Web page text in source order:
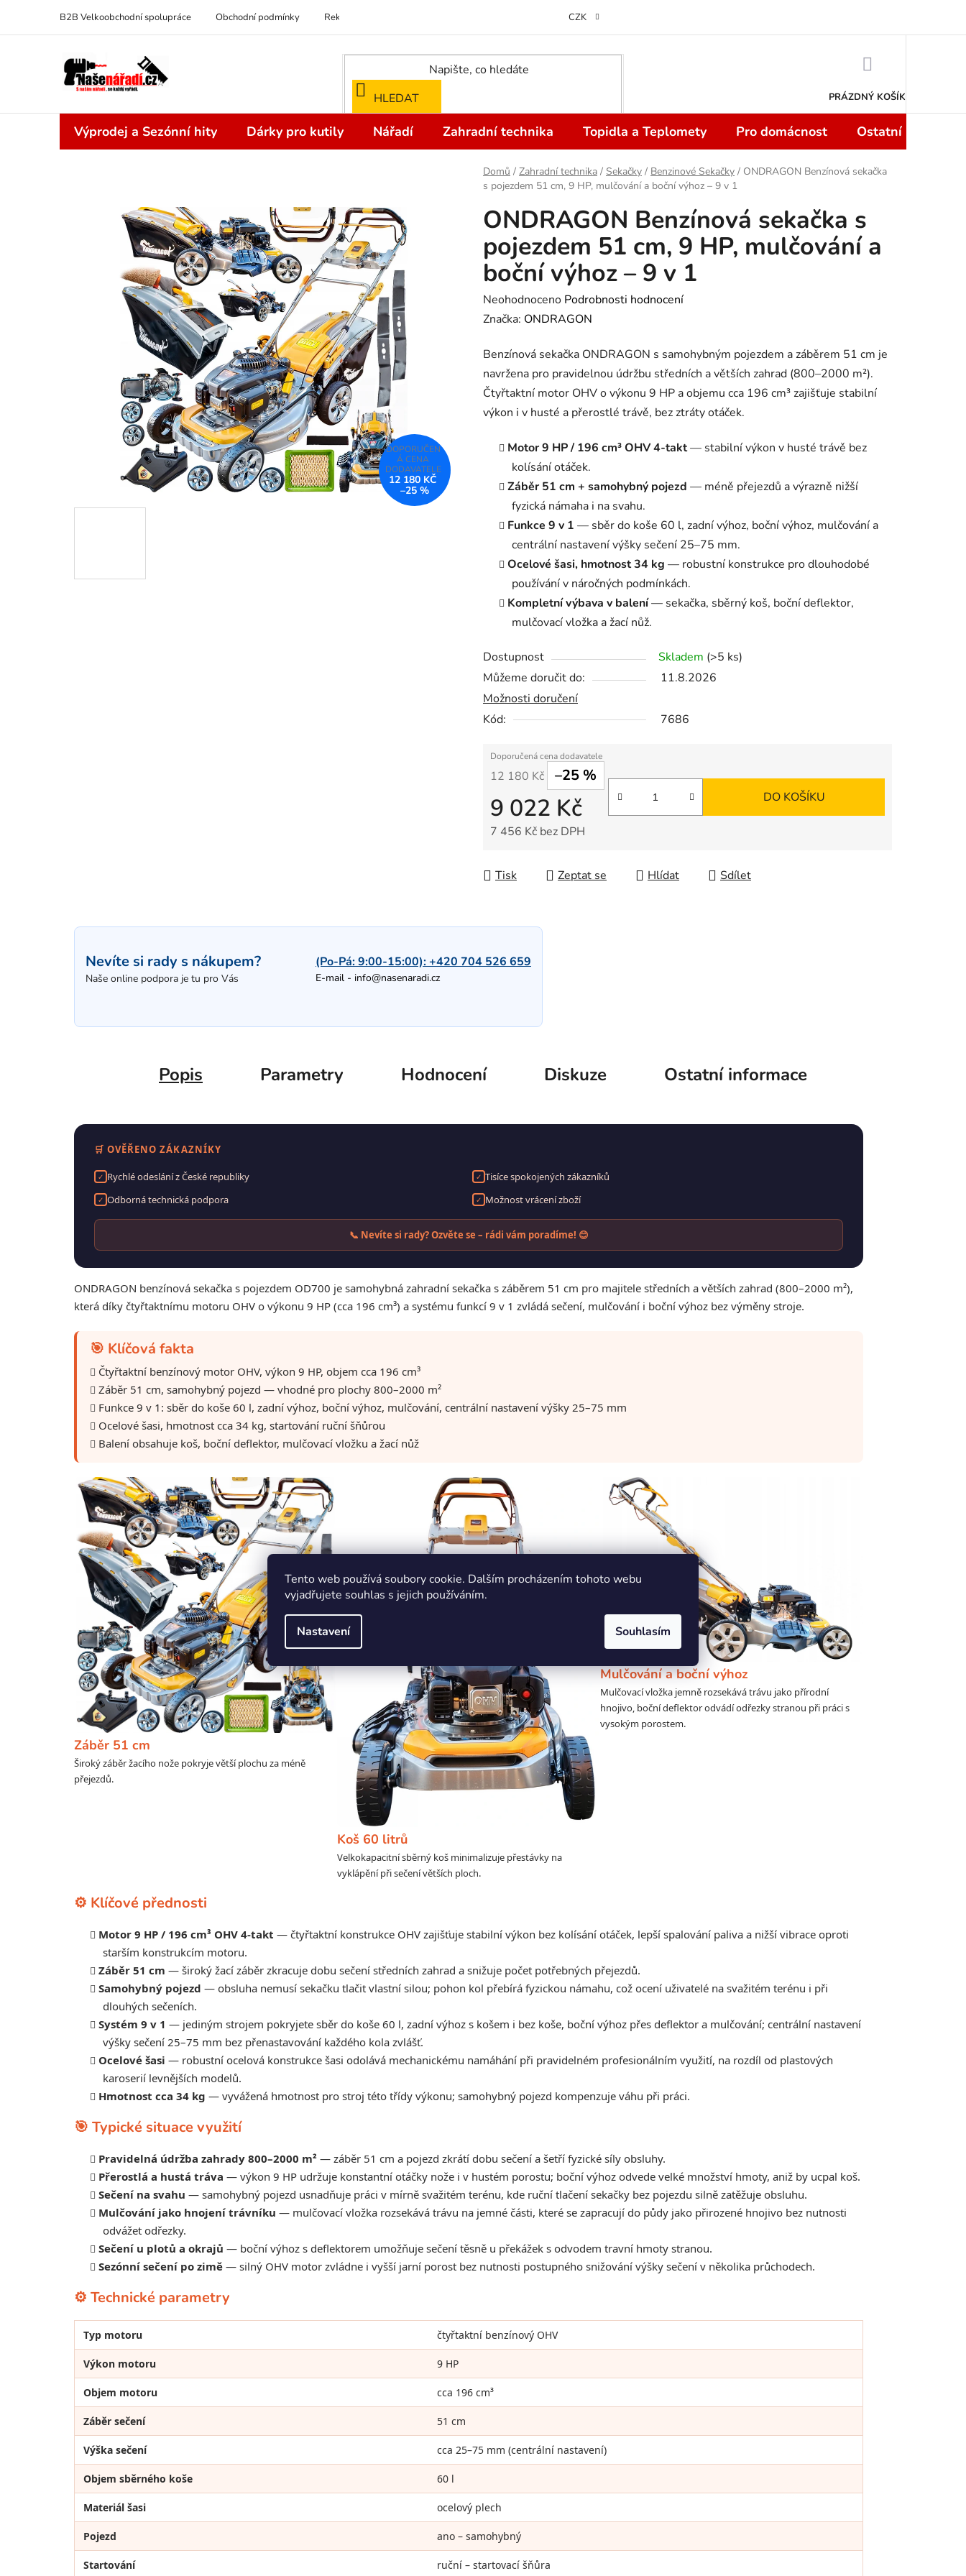
Tento web používá soubory cookie. Dalším procházením tohoto webu
vyjadřujete souhlas s jejich používáním.
Nastavení Souhlasím
obsah
B2B Velkoobchodní spolupráce Obchodní podmínky Reklamace Odstoupení od kupní smlouvy do 14 dní
CZK
HLEDAT PRÁZDNÝ KOŠÍK
Výprodej a Sezónní hity Dárky pro kutily Nářadí Zahradní technika Topidla a Teplomety Pro domácnost Ostatní
Domů / Zahradní technika / Sekačky / Benzinové Sekačky / ONDRAGON Benzínová sekačka
s pojezdem 51 cm, 9 HP, mulčování a boční výhoz – 9 v 1
ONDRAGON Benzínová sekačka s
pojezdem 51 cm, 9 HP, mulčování a
boční výhoz – 9 v 1
Průměrné
hodnocení
je
0,0
z
5
Neohodnoceno Podrobnosti hodnocení
Značka: ONDRAGON
Benzínová sekačka ONDRAGON s samohybným pojezdem a záběrem 51 cm je
navržena pro pravidelnou údržbu středních a větších zahrad (800–2000 m²).
Čtyřtaktní motor OHV o výkonu 9 HP a objemu cca 196 cm³ zajišťuje stabilní
výkon i v husté a přerostlé trávě, bez ztráty otáček.
Motor 9 HP / 196 cm³ OHV 4-takt— stabilní výkon v husté trávě bez
kolísání otáček.
Záběr 51 cm + samohybný pojezd — méně přejezdů a výrazně nižší
fyzická námaha i na svahu.
Funkce 9 v 1 — sběr do koše 60 l, zadní výhoz, boční výhoz, mulčování a
centrální nastavení výšky sečení 25–75 mm.
Ocelové šasi, hmotnost 34 kg — robustní konstrukce pro dlouhodobé
používání v náročných podmínkách.
Kompletní výbava v balení— sekačka, sběrný koš, boční deflektor,
mulčovací vložka a žací nůž.
Dostupnost Skladem (>5 ks)
Můžeme doručit do:
11.8.2026
Možnosti doručení
Kód:
7686
12 180 Kč –25 %
9 022 Kč
7 456 Kč bez DPH
DO KOŠÍKU
Tisk Zeptat se Hlídat Sdílet
12 180 KČ
–25 %
Nevíte si rady s nákupem?
Naše online podpora je tu pro Vás
(Po-Pá: 9:00-15:00):+420 704 526 659
E-mail - info@nasenaradi.cz
Popis Parametry Hodnocení Diskuze Ostatní informace
🛒 OVĚŘENO ZÁKAZNÍKY
✓ Rychlé odeslání z České republiky ✓ Tisíce spokojených zákazníků
✓ Odborná technická podpora ✓ Možnost vrácení zboží
📞 Nevíte si rady? Ozvěte se – rádi vám poradíme! 😊
ONDRAGON benzínová sekačka s pojezdem OD700 je samohybná zahradní sekačka s záběrem 51 cm pro majitele středních a větších zahrad (800–2000 m²),
která díky čtyřtaktnímu motoru OHV o výkonu 9 HP (cca 196 cm³) a systému funkcí 9 v 1 zvládá sečení, mulčování i boční výhoz bez výměny stroje.
🎯 Klíčová fakta
Čtyřtaktní benzínový motor OHV, výkon 9 HP, objem cca 196 cm³
Záběr 51 cm, samohybný pojezd — vhodné pro plochy 800–2000 m²
Funkce 9 v 1: sběr do koše 60 l, zadní výhoz, boční výhoz, mulčování, centrální nastavení výšky 25–75 mm
Ocelové šasi, hmotnost cca 34 kg, startování ruční šňůrou
Balení obsahuje koš, boční deflektor, mulčovací vložku a žací nůž
Záběr 51 cm
Široký záběr žacího nože pokryje větší plochu za méně
přejezdů.
Koš 60 litrů
Velkokapacitní sběrný koš minimalizuje přestávky na
vyklápění při sečení větších ploch.
Mulčování a boční výhoz
Mulčovací vložka jemně rozsekává trávu jako přírodní
hnojivo, boční deflektor odvádí odřezky stranou při práci s
vysokým porostem.
⚙️ Klíčové přednosti
Motor 9 HP / 196 cm³ OHV 4-takt — čtyřtaktní konstrukce OHV zajišťuje stabilní výkon bez kolísání otáček, lepší spalování paliva a nižší vibrace oproti
starším konstrukcím motoru.
Záběr 51 cm — široký žací záběr zkracuje dobu sečení středních zahrad a snižuje počet potřebných přejezdů.
Samohybný pojezd — obsluha nemusí sekačku tlačit vlastní silou; pohon kol přebírá fyzickou námahu, což ocení uživatelé na svažitém terénu i při
dlouhých sečeních.
Systém 9 v 1 — jediným strojem pokryjete sběr do koše 60 l, zadní výhoz s košem i bez koše, boční výhoz přes deflektor a mulčování; centrální nastavení
výšky sečení 25–75 mm bez přenastavování každého kola zvlášť.
Ocelové šasi — robustní ocelová konstrukce šasi odolává mechanickému namáhání při pravidelném profesionálním využití, na rozdíl od plastových
karoserií levnějších modelů.
Hmotnost cca 34 kg — vyvážená hmotnost pro stroj této třídy výkonu; samohybný pojezd kompenzuje váhu při práci.
🎯 Typické situace využití
Pravidelná údržba zahrady 800–2000 m² — záběr 51 cm a pojezd zkrátí dobu sečení a šetří fyzické síly obsluhy.
Přerostlá a hustá tráva — výkon 9 HP udržuje konstantní otáčky nože i v hustém porostu; boční výhoz odvede velké množství hmoty, aniž by ucpal koš.
Sečení na svahu — samohybný pojezd usnadňuje práci v mírně svažitém terénu, kde ruční tlačení sekačky bez pojezdu silně zatěžuje obsluhu.
Mulčování jako hnojení trávníku — mulčovací vložka rozsekává trávu na jemné části, které se zapracují do půdy jako přirozené hnojivo bez nutnosti
odvážet odřezky.
Sečení u plotů a okrajů — boční výhoz s deflektorem umožňuje sečení těsně u překážek s odvodem travní hmoty stranou.
Sezónní sečení po zimě — silný OHV motor zvládne i vyšší jarní porost bez nutnosti postupného snižování výšky sečení v několika průchodech.
⚙️ Technické parametry
Typ motoru čtyřtaktní benzínový OHV
Výkon motoru 9 HP
Objem motoru cca 196 cm³
Záběr sečení 51 cm
Výška sečení cca 25–75 mm (centrální nastavení)
Objem sběrného koše 60 l
Materiál šasi ocelový plech
Pojezd ano – samohybný
Startování ruční – startovací šňůra